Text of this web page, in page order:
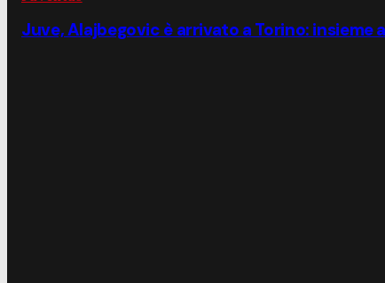
Juve, Alajbegovic è arrivato a Torino: insieme